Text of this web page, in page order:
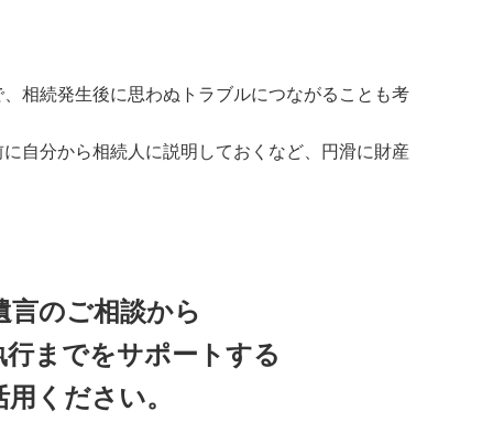
相続発生後に思わぬトラブルにつながることも考
自分から相続人に説明しておくなど、円滑に財産
言のご相談から
までをサポートする
ください。